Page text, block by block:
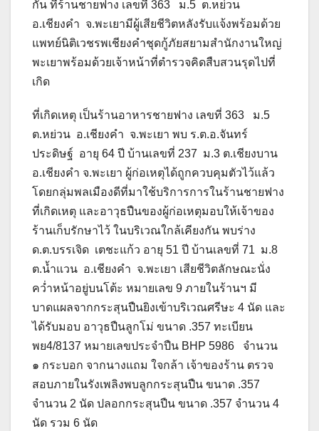
กัน ที่ร้านชายฟาง เลขที่ 363 ม.5 ต.หย่วน
อ.เชียงคำ จ.พะเยามีผู้เสียชีวิตหลังรับแจ้งพร้อมด้วย
แพทย์นิติเวชรพเชียงคำชุดกู้ภัยสยามสำนักงานใหญ่
พะเยาพร้อมด้วยเจ้าหน้าที่ตำรวจคิดสืบสวนรุดไปที่
เกิด
ที่เกิดเหตุ เป็นร้านอาหารชายฟาง เลขที่ 363 ม.5
ต.หย่วน อ.เชียงคำ จ.พะเยา พบ ร.ต.อ.จันทร์
ประดิษฐ์ อายุ 64 ปี บ้านเลขที่ 237 ม.3 ต.เชียงบาน
อ.เชียงคำ จ.พะเยา ผู้ก่อเหตุได้ถูกควบคุมตัวไว้แล้ว
โดยกลุ่มพลเมืองดีที่มาใช้บริการการในร้านชายฟาง
ที่เกิดเหตุ และอาวุธปืนของผู้ก่อเหตุมอบให้เจ้าของ
ร้านเก็บรักษาไว้ ในบริเวณใกล้เคียงกัน พบร่าง
ด.ต.บรรเจิด เตชะแก้ว อายุ 51 ปี บ้านเลขที่ 71 ม.8
ต.น้ำแวน อ.เชียงคำ จ.พะเยา เสียชีวิตลักษณะนั่ง
คว่ำหน้าอยู่บนโต้ะ หมายเลข 9 ภายในร้านฯ มี
บาดแผลจากกระสุนปืนยิงเข้าบริเวณศรีษะ 4 นัด และ
ได้รับมอบ อาวุธปืนลูกโม่ ขนาด .357 ทะเบียน
พย4/8137 หมายเลขประจำปืน BHP 5986 จำนวน
๑ กระบอก จากนางแถม ใจกล้า เจ้าของร้าน ตรวจ
สอบภายในรังเพลิงพบลูกกระสุนปืน ขนาด .357
จำนวน 2 นัด ปลอกกระสุนปืน ขนาด .357 จำนวน 4
นัด รวม 6 นัด